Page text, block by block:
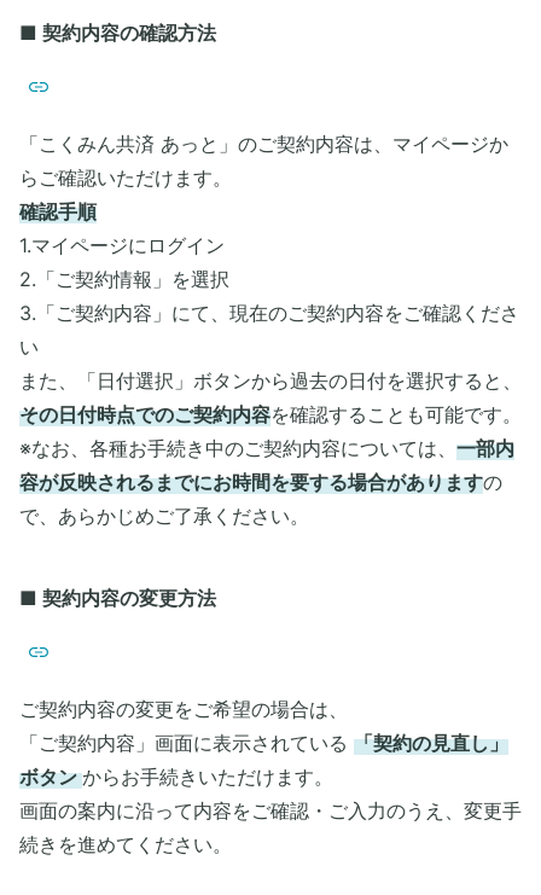
■ 契約内容の確認方法
「こくみん共済 あっと」のご契約内容は、マイページか
らご確認いただけます。
確認手順
1.マイページにログイン
2.「ご契約情報」を選択
3.「ご契約内容」にて、現在のご契約内容をご確認くださ
い
また、「日付選択」ボタンから過去の日付を選択すると、
その日付時点でのご契約内容を確認することも可能です。
※なお、各種お手続き中のご契約内容については、 一部内
容が反映されるまでにお時間を要する場合がありますの
で、あらかじめご了承ください。
■ 契約内容の変更方法
ご契約内容の変更をご希望の場合は、
「ご契約内容」画面に表示されている 「契約の見直し」
ボタンからお手続きいただけます。
画面の案内に沿って内容をご確認・ご入力のうえ、変更手
続きを進めてください。